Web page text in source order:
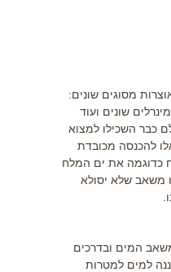
מסוגים שונים:
שונים ועוד
כבר השכילו למצוא
להכנסה מכובדת
כדוגמה את ים המלח
משאב שלא יסולא
המים ובדרכים
למים למטרות